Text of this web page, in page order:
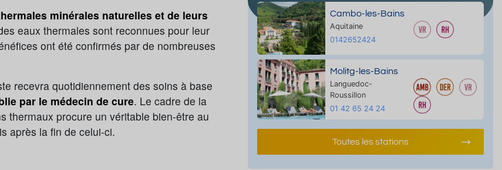
minérales naturelles et de leurs
eaux thermales sont reconnues pour leur
ont été confirmés par de nombreuses
recevra quotidiennement des soins à base
par le médecin de cure. Le cadre de la
thermaux procure un véritable bien-être au
après la fin de celui-ci.
Cambo-les-Bains
Aquitaine
0142652424
Molitg-les-Bains
Languedoc-
Roussillon
01 42 65 24 24
Toutes les stations